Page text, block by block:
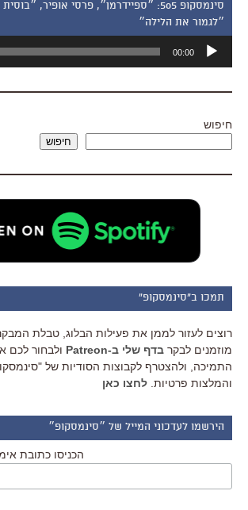
סינמסקופ 505: ״ספיידרמן״, פרסי אופיר,
״לגמור את הלילה״
אודיו
00:00
חיפוש
חיפוש
תמכו ב"סינמסקופ"
רוצים לעזור לממן את פעילות הבלוג, טבלת
מוזמנים לבקר בדף שלי ב-Patreon
ולבחור לכם
התמיכה, ולהצטרף לקבוצות הסודיות של
והמלצות פרטיות. לחצו כאן
הירשמו לעדכוני המייל של ״סינמסקופ״
הכניסו כתובת